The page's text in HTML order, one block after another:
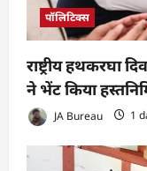
पॉलिटिक्स
राष्ट्रीय हथकरघा
ने भेंट किया
JA Bureau 1